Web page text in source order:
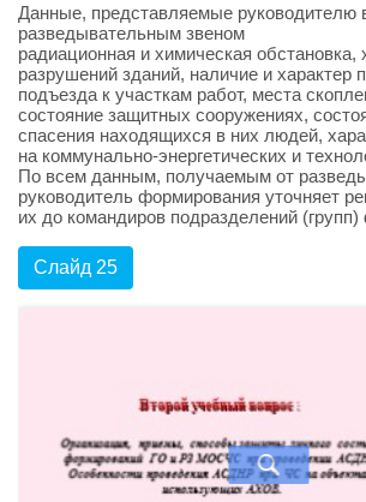
Данные, представляемые
разведывательным звеном
радиационная и химическая обстановка,
разрушений зданий, наличие и характер
подъезда к участкам работ, места
состояние защитных сооружениях,
спасения находящихся в них людей,
на коммунально-энергетических и
По всем данным, получаемым от
руководитель формирования уточняет
их до командиров подразделений
Слайд 25